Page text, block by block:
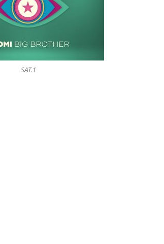
SAT.1